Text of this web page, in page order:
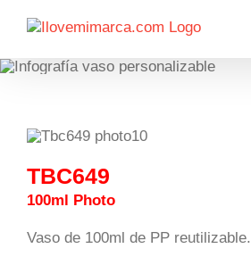
TBC649
100ml Photo
Vaso de 100ml de PP reutilizable.